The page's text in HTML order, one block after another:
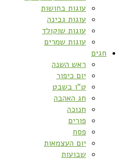
עוגות בחושות
עוגות גבינה
עוגות שוקולד
עוגות שמרים
חגים
ראש השנה
יום כיפור
ט”ו בשבט
חג האהבה
חנוכה
פורים
פסח
יום העצמאות
שבועות